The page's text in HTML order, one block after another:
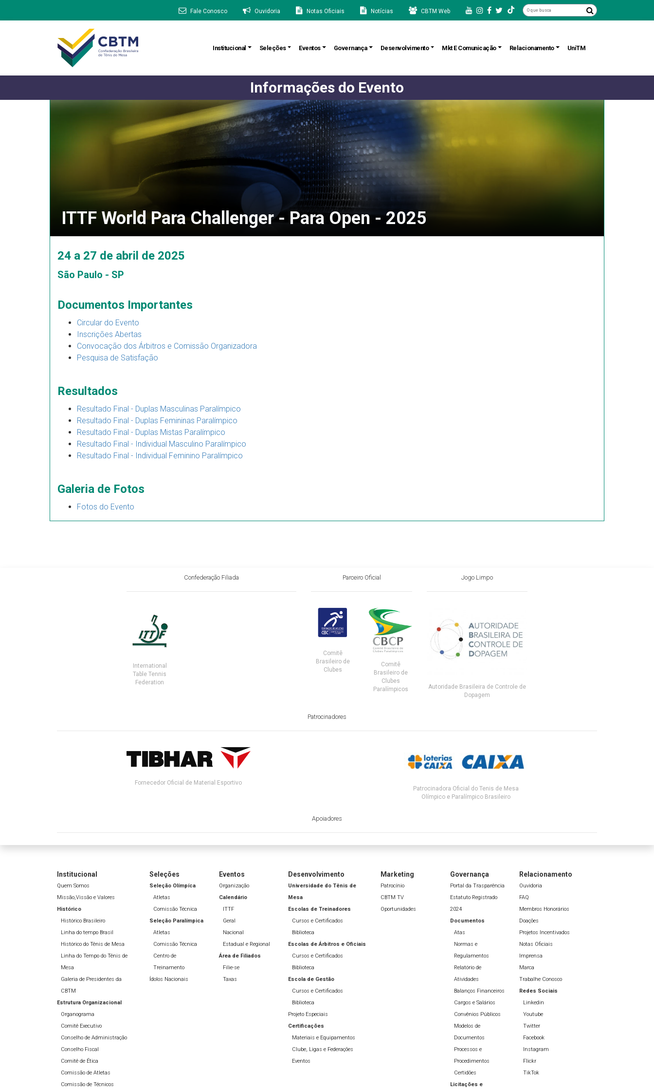
Fale Conosco Ouvidoria Notas Oficiais Notícias CBTM Web
Institucional Seleções Eventos Governança Desenvolvimento Mkt E Comunicação Relacionamento UniTM
Informações do Evento
ITTF World Para Challenger - Para Open - 2025
24 a 27 de abril de 2025
São Paulo - SP
Documentos Importantes
Circular do Evento
Inscrições Abertas
Convocação dos Árbitros e Comissão Organizadora
Pesquisa de Satisfação
Resultados
Resultado Final - Duplas Masculinas Paralímpico
Resultado Final - Duplas Femininas Paralímpico
Resultado Final - Duplas Mistas Paralímpico
Resultado Final - Individual Masculino Paralímpico
Resultado Final - Individual Feminino Paralímpico
Galeria de Fotos
Fotos do Evento
Confederação Filiada
International
Table Tennis
Federation
Parceiro Oficial
Comitê
Brasileiro de
Clubes
Comitê
Brasileiro de
Clubes
Paralímpicos
Jogo Limpo
Autoridade Brasileira de Controle de
Dopagem
Patrocinadores
Fornecedor Oficial de Material Esportivo
Patrocinadora Oficial do Tenis de Mesa
Olímpico e Paralímpico Brasileiro
Apoiadores
Institucional
Quem Somos
Missão,Vissão e Valores
Histórico
Histórico Brasileiro
Linha do tempo Brasil
Histórico do Tênis de Mesa
Linha do Tempo do Tênis de
Mesa
Galeria de Presidentes da
CBTM
Estrutura Organizacional
Organograma
Comitê Executivo
Conselho de Administração
Conselho Fiscal
Comitê de Ética
Comissão de Atletas
Comissão de Técnicos
Seleções
Seleção Olímpíca
Atletas
Comissão Técnica
Seleção Paralímpica
Atletas
Comissão Técnica
Centro de
Treinamento
Ídolos Nacionais
Eventos
Organização
Calendário
ITTF
Geral
Nacional
Estadual e Regional
Área de Filiados
Filie-se
Taxas
Desenvolvimento
Universidade do Tênis de
Mesa
Escolas de Treinadores
Cursos e Certificados
Biblioteca
Escolas de Árbitros e Oficiais
Cursos e Certificados
Biblioteca
Escola de Gestão
Cursos e Certificados
Biblioteca
Projeto Especiais
Certificações
Materiais e Equipamentos
Clube, Ligas e Federações
Eventos
Marketing
Patrocínio
CBTM TV
Oportunidades
Governança
Portal da Trasparência
Estatuto Registrado
2024
Documentos
Atas
Normas e
Regulamentos
Relatório de
Atividades
Balanços Financeiros
Cargos e Salários
Convênios Públicos
Modelos de
Documentos
Processos e
Procedimentos
Certidões
Licitações e
Relacionamento
Ouvidoria
FAQ
Membros Honorários
Doações
Projetos Incentivados
Notas Oficiais
Imprensa
Marca
Trabalhe Conosco
Redes Sociais
Linkedin
Youtube
Twitter
Facebook
Instagram
Flickr
TikTok